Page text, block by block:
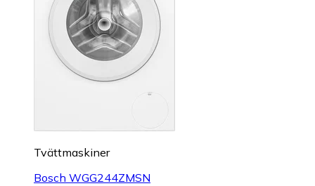
Tvättmaskiner
Bosch WGG244ZMSN